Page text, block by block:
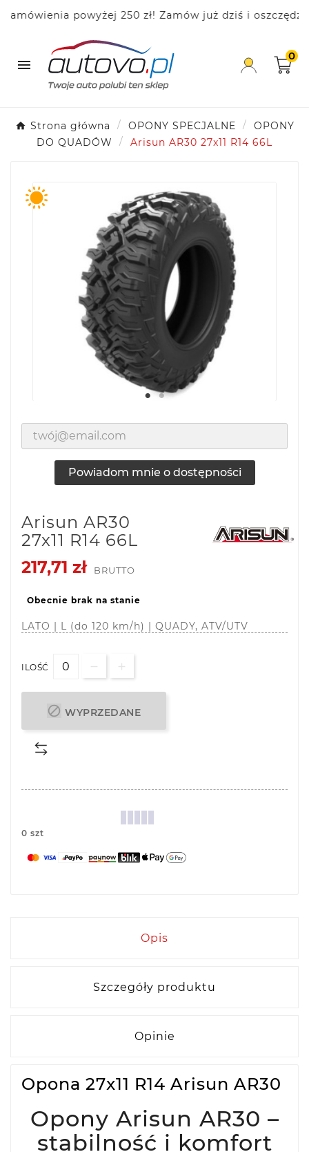
powyżej 250 zł! Zamów już dziś i oszczędzaj!

0
Strona główna OPONY SPECJALNE
OPONY
DO QUADÓW
Arisun AR30 27x11 R14 66L
Powiadom mnie o dostępności
Arisun AR30
27x11 R14 66L
217,71 zł
BRUTTO
Obecnie brak na stanie
LATO | L (do 120 km/h) | QUADY, ATV/UTV
ILOŚĆ
 WYPRZEDANE
0 szt
Opis
Szczegóły produktu
Opinie
Opona 27x11 R14 Arisun AR30
Opony Arisun AR30 –
stabilność i komfort